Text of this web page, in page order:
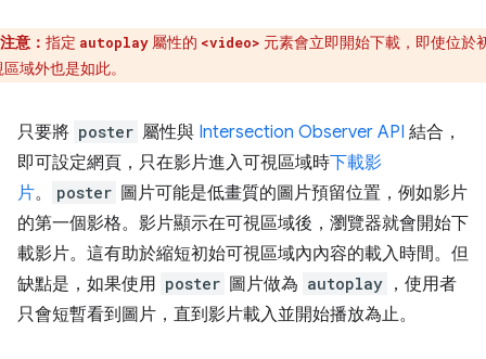
注意： 指定 autoplay 屬性的 <video> 元素會立即開始下載，即使位於
域外也是如此。
只要將 poster 屬性與 Intersection Observer API 結合，
即可設定網頁，只在影片進入可視區域時下載影
片。 poster 圖片可能是低畫質的圖片預留位置，例如影片
的第一個影格。影片顯示在可視區域後，瀏覽器就會開始下
載影片。這有助於縮短初始可視區域內內容的載入時間。但
缺點是，如果使用 poster 圖片做為 autoplay ，使用者
只會短暫看到圖片，直到影片載入並開始播放為止。